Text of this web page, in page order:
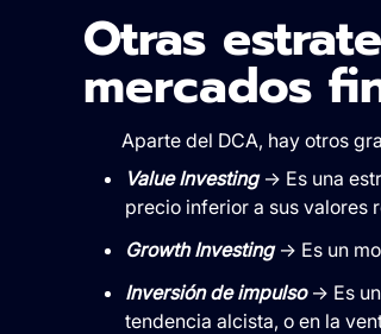
Otras
mercados
Aparte del DCA, hay otros
Value Investing→ Es una
precio inferior a sus valores
Growth Investing→ Es un
Inversión de impulso→ Es
tendencia alcista, o en la